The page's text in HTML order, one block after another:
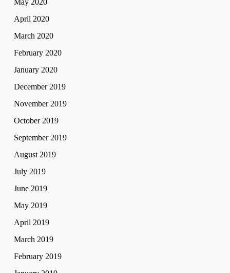
May 2020
April 2020
March 2020
February 2020
January 2020
December 2019
November 2019
October 2019
September 2019
August 2019
July 2019
June 2019
May 2019
April 2019
March 2019
February 2019